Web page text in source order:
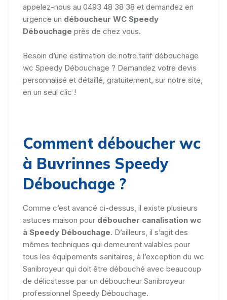
appelez-nous au 0493 48 38 38 et demandez en
urgence un déboucheur WC Speedy
Débouchage près de chez vous.
Besoin d’une estimation de notre tarif débouchage
wc Speedy Débouchage ? Demandez votre devis
personnalisé et détaillé, gratuitement, sur notre site,
en un seul clic !
Comment déboucher wc
à Buvrinnes Speedy
Débouchage ?
Comme c’est avancé ci-dessus, il existe plusieurs
astuces maison pour déboucher canalisation wc
à Speedy Débouchage. D’ailleurs, il s’agit des
mêmes techniques qui demeurent valables pour
tous les équipements sanitaires, à l’exception du wc
Sanibroyeur qui doit être débouché avec beaucoup
de délicatesse par un déboucheur Sanibroyeur
professionnel Speedy Débouchage.